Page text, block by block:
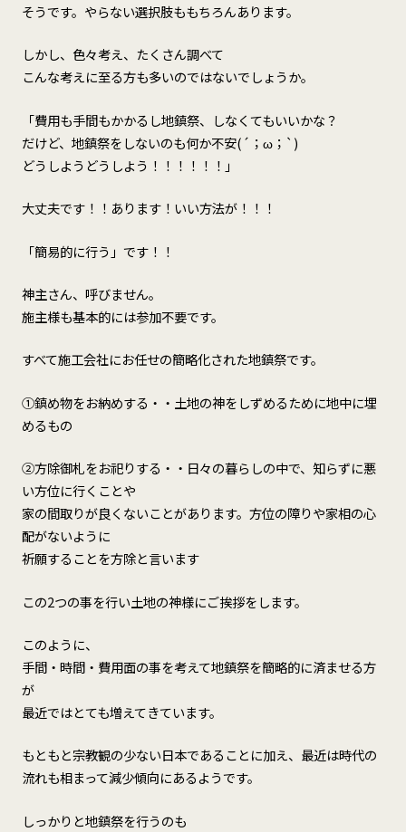
そうです。やらない選択肢ももちろんあります。
しかし、色々考え、たくさん調べて
こんな考えに至る方も多いのではないでしょうか。
「費用も手間もかかるし地鎮祭、しなくてもいいかな？
だけど、地鎮祭をしないのも何か不安(´；ω；`)
どうしようどうしよう！！！！！！」
大丈夫です！！あります！いい方法が！！！
「簡易的に行う」 です！！
神主さん、呼びません。
施主様も基本的には参加不要です。
すべて施工会社にお任せの簡略化された地鎮祭です。
①鎮め物をお納めする・・土地の神をしずめるために地中に埋
めるもの
②方除御札をお祀りする・・日々の暮らしの中で、知らずに悪
い方位に行くことや
家の間取りが良くないことがあります。方位の障りや家相の心
配がないように
祈願することを方除と言います
この2つの事を行い土地の神様にご挨拶をします。
このように、
手間・時間・費用面の事を考えて地鎮祭を簡略的に済ませる方
が
最近ではとても増えてきています。
もともと宗教観の少ない日本であることに加え、最近は時代の
流れも相まって減少傾向にあるようです。
しっかりと地鎮祭を行うのも